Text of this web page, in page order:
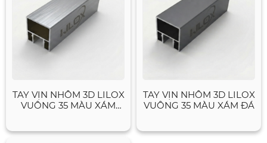
TAY VỊN NHÔM 3D LILOX
VUÔNG 35 MÀU XÁM
TAY VỊN NHÔM 3D LILOX
VUÔNG 35 MÀU XÁM ĐÁ